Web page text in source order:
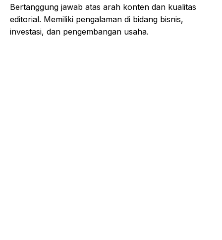
Bertanggung jawab atas arah konten dan kualitas
editorial. Memiliki pengalaman di bidang bisnis,
investasi, dan pengembangan usaha.